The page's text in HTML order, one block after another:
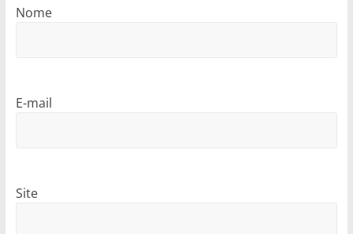
Nome
E-mail
Site